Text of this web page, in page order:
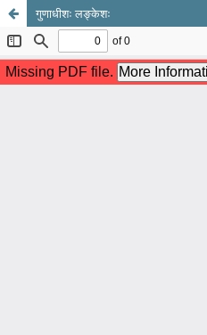
गुणाधीशः लङ्केशः